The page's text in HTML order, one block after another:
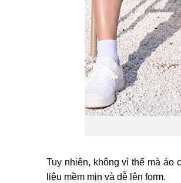
Tuy nhiên, không vì thế mà
liệu mềm mịn và dễ lên form.